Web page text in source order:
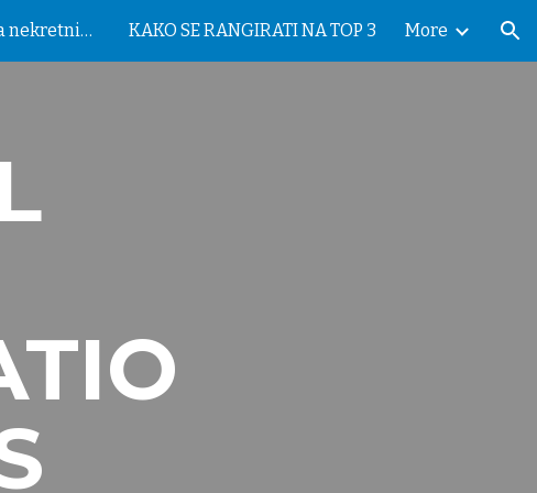
optimizacija sajta za nekretnine KAKO SE RANGIRATI NA TOP 3 More